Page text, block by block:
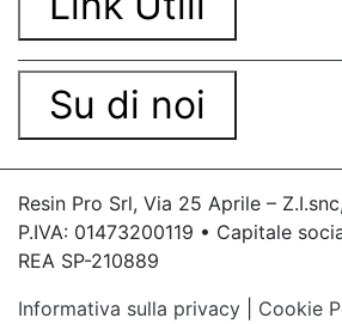
Su di noi
Resin Pro Srl, Via 25 Aprile –
P.IVA: 01473200119 • Capitale
REA SP-210889
Informativa sulla privacy
Cookie